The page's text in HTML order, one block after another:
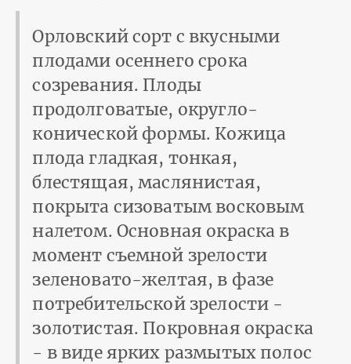
Орловский сорт с вкусными
плодами осеннего срока
созревания. Плоды
продолговатые, округло-
конической формы. Кожица
плода гладкая, тонкая,
блестящая, маслянистая,
покрыта сизоватым восковым
налетом. Основная окраска в
момент съемной зрелости
зеленовато-желтая, в фазе
потребительской зрелости -
золотистая. Покровная окраска
- в виде ярких размытых полос